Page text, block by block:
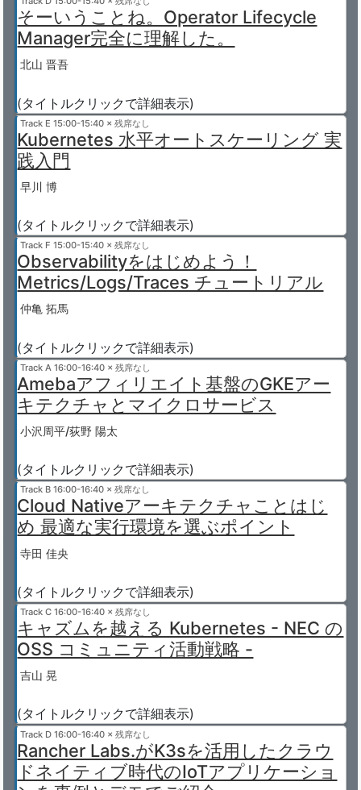
そーいうことね。Operator Lifecycle
Manager完全に理解した。
北山 晋吾
(タイトルクリックで詳細表示)
Track E 15:00-15:40 × 残席なし
Kubernetes 水平オートスケーリング 実
践入門
早川 博
(タイトルクリックで詳細表示)
Track F 15:00-15:40 × 残席なし
Observabilityをはじめよう！
Metrics/Logs/Traces チュートリアル
仲亀 拓馬
(タイトルクリックで詳細表示)
Track A 16:00-16:40 × 残席なし
Amebaアフィリエイト基盤のGKEアー
キテクチャとマイクロサービス
小沢周平/荻野 陽太
(タイトルクリックで詳細表示)
Track B 16:00-16:40 × 残席なし
Cloud Nativeアーキテクチャことはじ
め 最適な実行環境を選ぶポイント
寺田 佳央
(タイトルクリックで詳細表示)
Track C 16:00-16:40 × 残席なし
キャズムを越える Kubernetes - NEC の
OSS コミュニティ活動戦略 -
吉山 晃
(タイトルクリックで詳細表示)
Track D 16:00-16:40 × 残席なし
Rancher Labs.がK3sを活用したクラウ
ドネイティブ時代のIoTアプリケーショ